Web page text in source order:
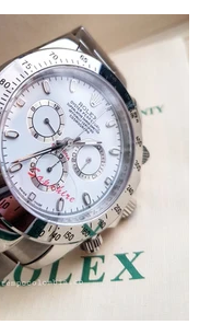
(leer condiciones de
daytona
rolex daytona en